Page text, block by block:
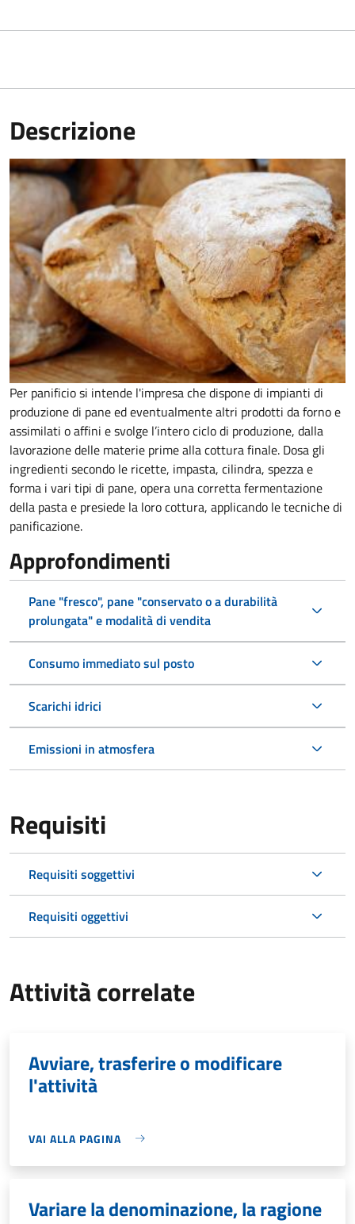
Descrizione
Per panificio si intende l'impresa che dispone di impianti di
produzione di pane ed eventualmente altri prodotti da forno e
assimilati o affini e svolge l’intero ciclo di produzione, dalla
lavorazione delle materie prime alla cottura finale. Dosa gli
ingredienti secondo le ricette, impasta, cilindra, spezza e
forma i vari tipi di pane, opera una corretta fermentazione
della pasta e presiede la loro cottura, applicando le tecniche di
panificazione.
Approfondimenti
Pane "fresco", pane "conservato o a durabilità
prolungata" e modalità di vendita
Consumo immediato sul posto
Scarichi idrici
Emissioni in atmosfera
Requisiti
Requisiti soggettivi
Requisiti oggettivi
Attività correlate
Avviare, trasferire o modificare
l'attività
VAI ALLA PAGINA
Variare la denominazione, la ragione